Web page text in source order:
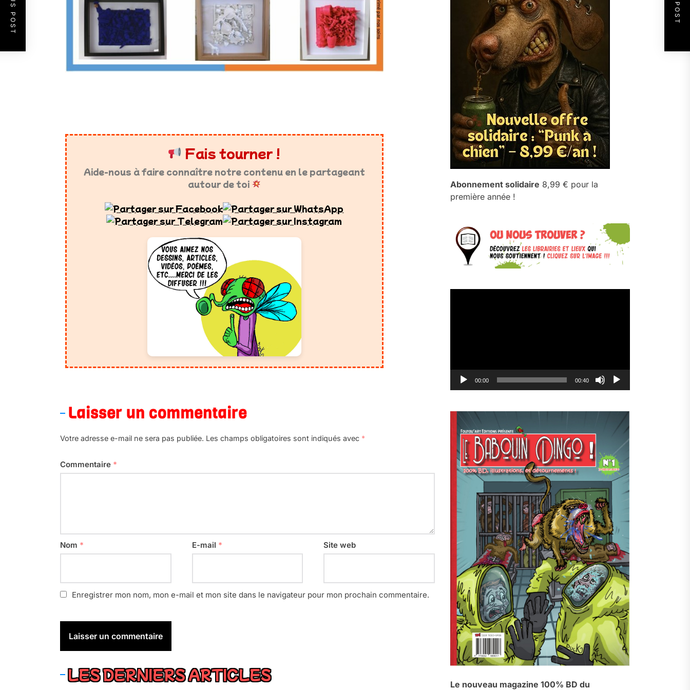
Fais tourner !
Aide-nous à faire connaître notre contenu en le partageant
autour de toi
Laisser un commentaire
Votre adresse e-mail ne sera pas publiée. Les champs obligatoires sont indiqués avec *
Commentaire *
Nom * E-mail * Site web
Enregistrer mon nom, mon e-mail et mon site dans le navigateur pour mon prochain commentaire.
LES DERNIERS ARTICLES
Abonnement solidaire 8,99 € pour la
première année !
00:00 00:40
Le nouveau magazine 100% BD du